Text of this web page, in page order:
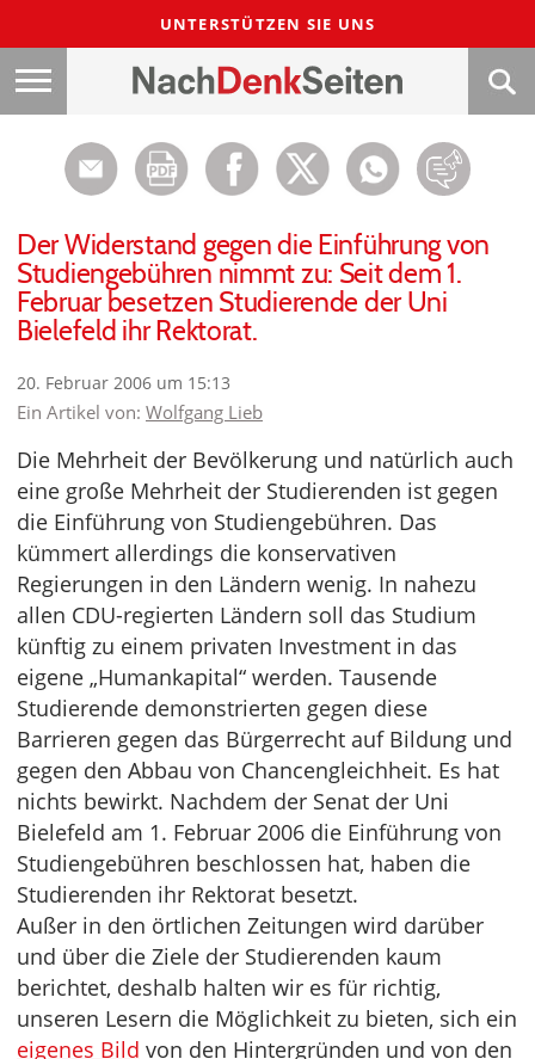
UNTERSTÜTZEN SIE UNS
Der Widerstand gegen die Einführung von
Studiengebühren nimmt zu: Seit dem 1.
Februar besetzen Studierende der Uni
Bielefeld ihr Rektorat.
20. Februar 2006 um 15:13
Ein Artikel von: Wolfgang Lieb
Die Mehrheit der Bevölkerung und natürlich auch
eine große Mehrheit der Studierenden ist gegen
die Einführung von Studiengebühren. Das
kümmert allerdings die konservativen
Regierungen in den Ländern wenig. In nahezu
allen CDU-regierten Ländern soll das Studium
künftig zu einem privaten Investment in das
eigene „Humankapital“ werden. Tausende
Studierende demonstrierten gegen diese
Barrieren gegen das Bürgerrecht auf Bildung und
gegen den Abbau von Chancengleichheit. Es hat
nichts bewirkt. Nachdem der Senat der Uni
Bielefeld am 1. Februar 2006 die Einführung von
Studiengebühren beschlossen hat, haben die
Studierenden ihr Rektorat besetzt.
Außer in den örtlichen Zeitungen wird darüber
und über die Ziele der Studierenden kaum
berichtet, deshalb halten wir es für richtig,
unseren Lesern die Möglichkeit zu bieten, sich ein
eigenes Bild von den Hintergründen und von den